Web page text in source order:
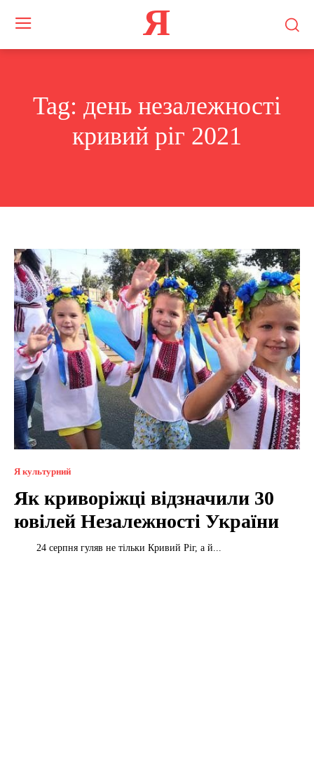
Я
Tag: день незалежності
кривий ріг 2021
Я культурний
Як криворіжці відзначили 30
ювілей Незалежності України
24 серпня гуляв не тільки Кривий Ріг, а й...